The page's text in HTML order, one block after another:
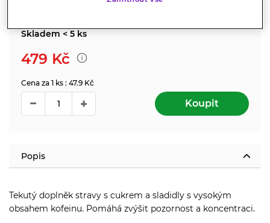
Skladem < 5 ks
479 Kč
Cena za 1 ks : 47.9 Kč
Koupit
Popis
Tekutý doplněk stravy s cukrem a sladidly s vysokým
obsahem kofeinu. Pomáhá zvýšit pozornost a koncentraci.